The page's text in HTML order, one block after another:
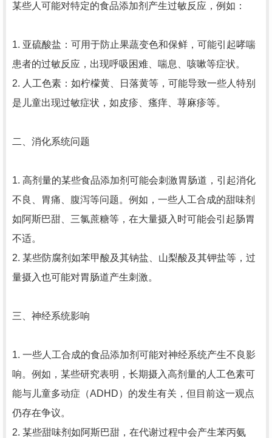
某些人可能对特定的食品添加剂产生过敏反应，例如：
1. 亚硫酸盐：可用于防止果蔬变色和保鲜，可能引起哮喘
患者的过敏反应，出现呼吸困难、喘息、咳嗽等症状。
2. 人工色素：如柠檬黄、日落黄等，可能导致一些人特别
是儿童出现过敏症状，如皮疹、瘙痒、荨麻疹等。
二、消化系统问题
1. 高剂量的某些食品添加剂可能会刺激胃肠道，引起消化
不良、胃痛、腹泻等问题。例如，一些人工合成的甜味剂
如阿斯巴甜、三氯蔗糖等，在大量摄入时可能会引起肠胃
不适。
2. 某些防腐剂如苯甲酸及其钠盐、山梨酸及其钾盐等，过
量摄入也可能对胃肠道产生刺激。
三、神经系统影响
1. 一些人工合成的食品添加剂可能对神经系统产生不良影
响。例如，某些研究表明，长期摄入高剂量的人工色素可
能与儿童多动症（ADHD）的发生有关，但目前这一观点
仍存在争议。
2. 某些甜味剂如阿斯巴甜，在代谢过程中会产生苯丙氨